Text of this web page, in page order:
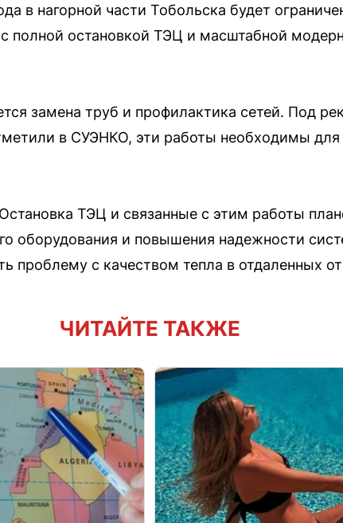
в нагорной части Тобольска будет
полной остановкой ТЭЦ и масштабной
замена труб и профилактика сетей. Под
в СУЭНКО, эти работы необходимы
ТЭЦ и связанные с этим работы
оборудования и повышения надежности
проблему с качеством тепла в отдаленных
ЧИТАЙТЕ ТАКЖЕ